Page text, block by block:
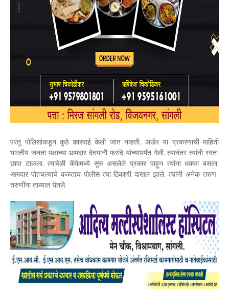
परंतु पोलिसांकडून कुठे कारवाई केली जात नव्हती. अखेर या प्रकरणाची माहिती
भारतीय जनता पक्षाच्या आमदार देवयानी फरांदे यांच्यापर्यंत गेली. त्यानंतर त्यांनी स्वतः
छापा टाकला. त्यावेळी कॅफेमध्ये सुरु असलेले प्रकार पाहून त्यांना धक्का बसला.
आमदार पोहचल्याचे कळताच पोलीस त्या ठिकाणी दाखल झाले. त्यांनी अनेक तरुण-
तरुणींना ताब्यात घेतले.